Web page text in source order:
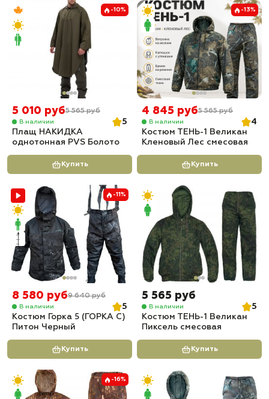
-10%
5 010 руб5 565 руб
В наличии
5
Плащ НАКИДКА
однотонная PVS Болото
Купить
-13%
4 845 руб5 565 руб
В наличии
4
Костюм ТЕНЬ-1 Великан
Кленовый Лес смесовая
Купить
-11%
8 580 руб9 640 руб
В наличии
5
Костюм Горка 5 (ГОРКА С)
Питон Черный
Купить
5 565 руб
В наличии
5
Костюм ТЕНЬ-1 Великан
Пиксель смесовая
Купить
-16%